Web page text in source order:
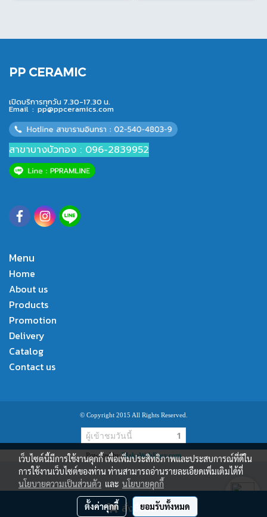
สั่งซื้อสินค้า
PP CERAMIC
เปิดบริการทุกวัน 7.30-17.30 น.
Email : pp@ppceramics.com
สาขาบางบัวทอง : 096-2839952
Menu
Home
About us
Products
Promotion
Delivery
Catalog
Contact us
© Copyright 2015 All Rights Reserved.
ผู้เข้าชมวันนี้ 1
Powered byMakeWebEasy.com
เว็บไซต์นี้มีการใช้งานคุกกี้ เพื่อเพิ่มประสิทธิภาพและประสบการณ์ที่ดีใน
การใช้งานเว็บไซต์ของท่าน ท่านสามารถอ่านรายละเอียดเพิ่มเติมได้ที่
นโยบายความเป็นส่วนตัว และ นโยบายคุกกี้
ตั้งค่าคุกกี้ ยอมรับทั้งหมด